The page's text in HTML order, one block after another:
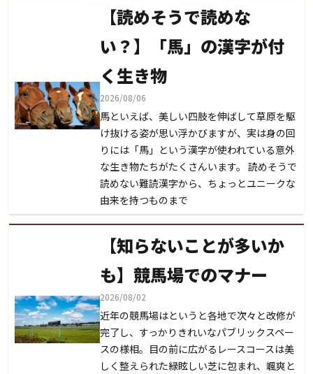
【読めそうで読めな
い？】「馬」の漢字が付
く生き物
2026/08/06
馬といえば、美しい四肢を伸ばして草原を駆
け抜ける姿が思い浮かびますが、実は身の回
りには「馬」という漢字が使われている意外
な生き物たちがたくさんいます。 読めそうで
読めない難読漢字から、ちょっとユニークな
由来を持つものまで
【知らないことが多いか
も】競馬場でのマナー
2026/08/02
近年の競馬場はというと各地で次々と改修が
完了し、すっかりきれいなパブリックスペー
スの様相。目の前に広がるレースコースは美
しく整えられた緑眩しい芝に包まれ、颯爽と